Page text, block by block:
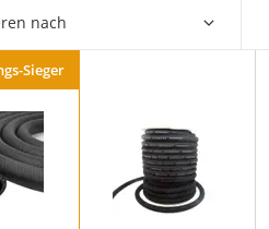
nach
Sieger